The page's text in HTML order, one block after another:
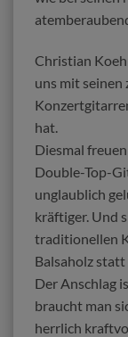
Christian
uns mit
hat.
Diesmal
Double-Top-
unglaublich
kräftiger. Und
traditionellen
Balsaholz
Der Anschlag
braucht man
herrlich